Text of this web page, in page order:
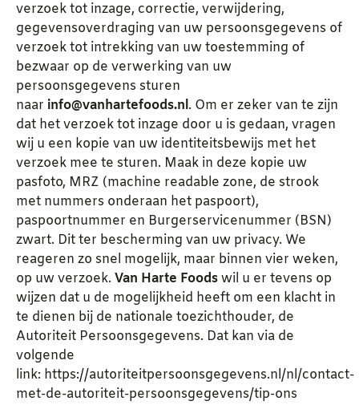
verzoek tot inzage, correctie, verwijdering,
gegevensoverdraging van uw persoonsgegevens of
verzoek tot intrekking van uw toestemming of
bezwaar op de verwerking van uw
persoonsgegevens sturen
naar info@vanhartefoods.nl. Om er zeker van te zijn
dat het verzoek tot inzage door u is gedaan, vragen
wij u een kopie van uw identiteitsbewijs met het
verzoek mee te sturen. Maak in deze kopie uw
pasfoto, MRZ (machine readable zone, de strook
met nummers onderaan het paspoort),
paspoortnummer en Burgerservicenummer (BSN)
zwart. Dit ter bescherming van uw privacy. We
reageren zo snel mogelijk, maar binnen vier weken,
op uw verzoek. Van Harte Foodswil u er tevens op
wijzen dat u de mogelijkheid heeft om een klacht in
te dienen bij de nationale toezichthouder, de
Autoriteit Persoonsgegevens. Dat kan via de
volgende
link: https://autoriteitpersoonsgegevens.nl/nl/contact-
met-de-autoriteit-persoonsgegevens/tip-ons